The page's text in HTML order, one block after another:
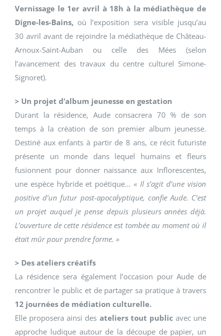
Vernissage le 1er avril à 18h à la médiathèque de
Digne-les-Bains, où l’exposition sera visible jusqu’au
30 avril avant de rejoindre la médiathèque de Château-
Arnoux-Saint-Auban ou celle des Mées (selon
l’avancement des travaux du centre culturel Simone-
Signoret).
> Un projet d’album jeunesse en gestation
Durant la résidence, Aude consacrera 70 % de son
temps à la création de son premier album jeunesse.
Destiné aux enfants à partir de 8 ans, ce récit futuriste
présente un monde dans lequel humains et fleurs
fusionnent pour donner naissance aux Inflorescentes,
une espèce hybride et poétique… « Il s’agit d’une vision
positive d’un futur post-apocalyptique, confie Aude. C’est
un projet auquel je pense depuis plusieurs années déjà.
L’ouverture de cette résidence est tombée au moment où il
était mûr pour prendre forme. »
> Des ateliers créatifs
La résidence sera également l’occasion pour Aude de
rencontrer le public et de partager sa pratique à travers
12 journées de médiation culturelle.
Elle proposera ainsi des ateliers tout public avec une
approche ludique autour de la découpe de papier, un